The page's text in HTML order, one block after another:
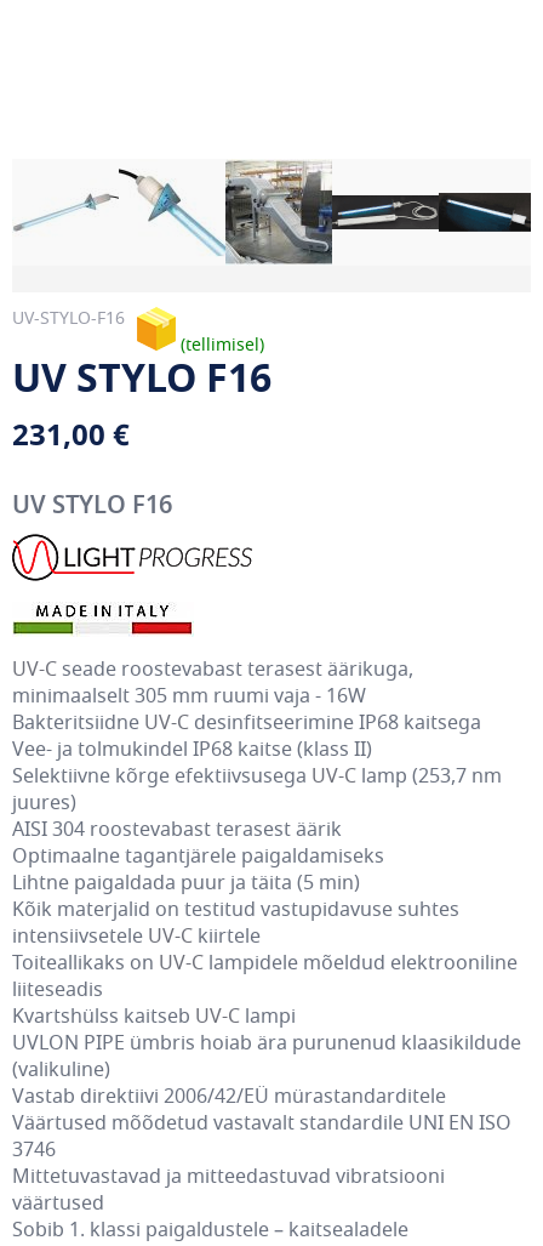
UV-STYLO-F16
tellimisel
UV STYLO F16
231,00 €
UV STYLO F16
UV-C seade roostevabast terasest äärikuga,
minimaalselt 305 mm ruumi vaja - 16W
Bakteritsiidne UV-C desinfitseerimine IP68 kaitsega
Vee- ja tolmukindel IP68 kaitse (klass II)
Selektiivne kõrge efektiivsusega UV-C lamp (253,7 nm
juures)
AISI 304 roostevabast terasest äärik
Optimaalne tagantjärele paigaldamiseks
Lihtne paigaldada puur ja täita (5 min)
Kõik materjalid on testitud vastupidavuse suhtes
intensiivsetele UV-C kiirtele
Toiteallikaks on UV-C lampidele mõeldud elektrooniline
liiteseadis
Kvartshülss kaitseb UV-C lampi
UVLON PIPE ümbris hoiab ära purunenud klaasikildude
(valikuline)
Vastab direktiivi 2006/42/EÜ mürastandarditele
Väärtused mõõdetud vastavalt standardile UNI EN ISO
3746
Mittetuvastavad ja mitteedastuvad vibratsiooni
väärtused
Sobib 1. klassi paigaldustele – kaitsealadele